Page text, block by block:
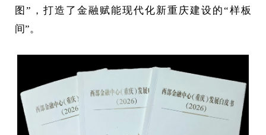
图”，打造了金融赋能现代化新重庆建设的“样板
间”。